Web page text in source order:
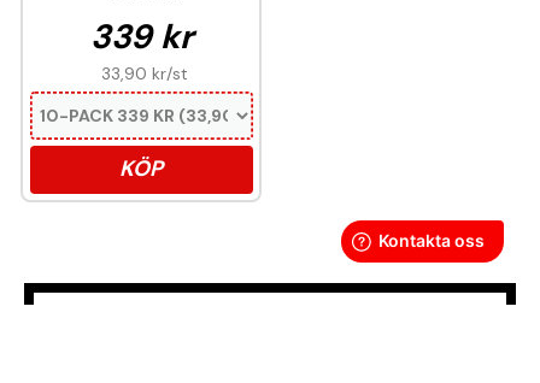
339 kr
33,90 kr/st
KÖP